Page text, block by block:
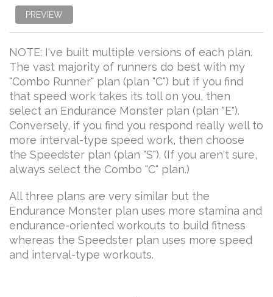
PREVIEW
NOTE: I've built multiple versions of each plan.
The vast majority of runners do best with my
"Combo Runner" plan (plan "C") but if you find
that speed work takes its toll on you, then
select an Endurance Monster plan (plan "E").
Conversely, if you find you respond really well to
more interval-type speed work, then choose
the Speedster plan (plan "S"). (If you aren't sure,
always select the Combo "C" plan.)
All three plans are very similar but the
Endurance Monster plan uses more stamina and
endurance-oriented workouts to build fitness
whereas the Speedster plan uses more speed
and interval-type workouts.